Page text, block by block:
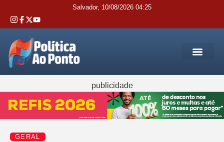
Salvador, 10/08/2026 04:25
publicidade
GERAL